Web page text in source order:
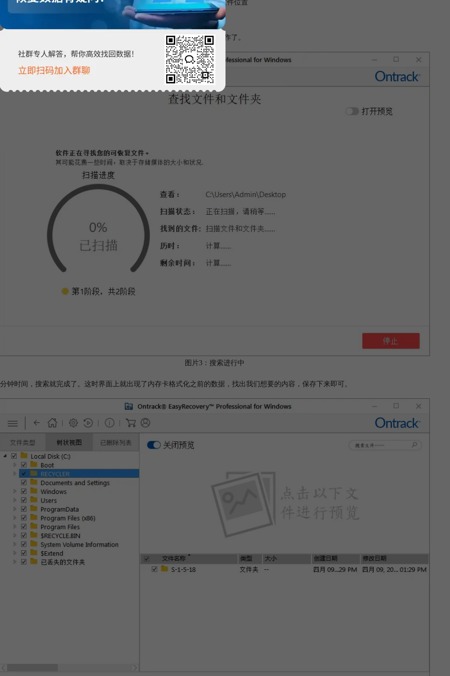
图片2：选择文件位置
做好了，接下来只需点击“扫描”，软件就会自动开始进行数据的搜索工作了。
图片3：搜索进行中
钟时间，搜索就完成了。这时界面上就出现了内存卡格式化之前的数据，找出我们想要的内容，保存下来即可。